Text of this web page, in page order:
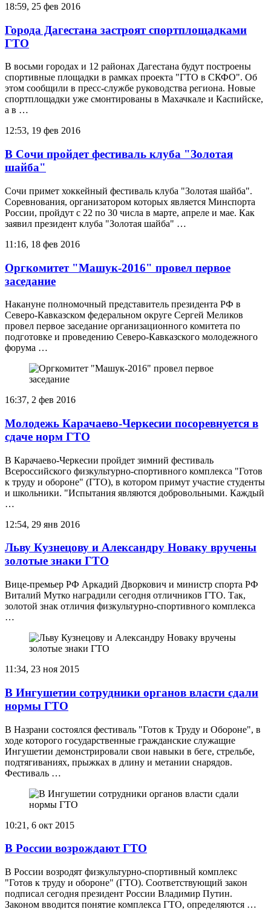
18:59, 25 фев 2016
Города Дагестана застроят спортплощадками
ГТО
В восьми городах и 12 районах Дагестана будут построены
спортивные площадки в рамках проекта "ГТО в СКФО". Об
этом сообщили в пресс-службе руководства региона. Новые
спортплощадки уже смонтированы в Махачкале и Каспийске,
а в …
12:53, 19 фев 2016
В Сочи пройдет фестиваль клуба "Золотая
шайба"
Сочи примет хоккейный фестиваль клуба "Золотая шайба".
Соревнования, организатором которых является Минспорта
России, пройдут с 22 по 30 числа в марте, апреле и мае. Как
заявил президент клуба "Золотая шайба" …
11:16, 18 фев 2016
Оргкомитет "Машук-2016" провел первое
заседание
Накануне полномочный представитель президента РФ в
Северо-Кавказском федеральном округе Сергей Меликов
провел первое заседание организационного комитета по
подготовке и проведению Северо-Кавказского молодежного
форума …
16:37, 2 фев 2016
Молодежь Карачаево-Черкесии посоревнуется в
сдаче норм ГТО
В Карачаево-Черкесии пройдет зимний фестиваль
Всероссийского физкультурно-спортивного комплекса "Готов
к труду и обороне" (ГТО), в котором примут участие студенты
и школьники. "Испытания являются добровольными. Каждый
…
12:54, 29 янв 2016
Льву Кузнецову и Александру Новаку вручены
золотые знаки ГТО
Вице-премьер РФ Аркадий Дворкович и министр спорта РФ
Виталий Мутко наградили сегодня отличников ГТО. Так,
золотой знак отличия физкультурно-спортивного комплекса
…
11:34, 23 ноя 2015
В Ингушетии сотрудники органов власти сдали
нормы ГТО
В Назрани состоялся фестиваль "Готов к Труду и Обороне", в
ходе которого государственные гражданские служащие
Ингушетии демонстрировали свои навыки в беге, стрельбе,
подтягиваниях, прыжках в длину и метании снарядов.
Фестиваль …
10:21, 6 окт 2015
В России возрождают ГТО
В России возродят физкультурно-спортивный комплекс
"Готов к труду и обороне" (ГТО). Соответствующий закон
подписал сегодня президент России Владимир Путин.
Законом вводится понятие комплекса ГТО, определяются …